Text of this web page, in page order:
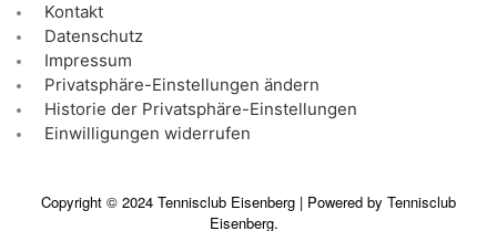
Kontakt
Datenschutz
Impressum
Privatsphäre-Einstellungen ändern
Historie der Privatsphäre-Einstellungen
Einwilligungen widerrufen
Copyright © 2024 Tennisclub Eisenberg | Powered by Tennisclub
Eisenberg.